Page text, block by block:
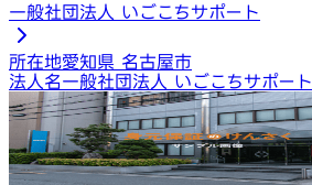
一般社団法人 いごこちサポート
所在地愛知県 名古屋市
法人名一般社団法人 いごこちサポート